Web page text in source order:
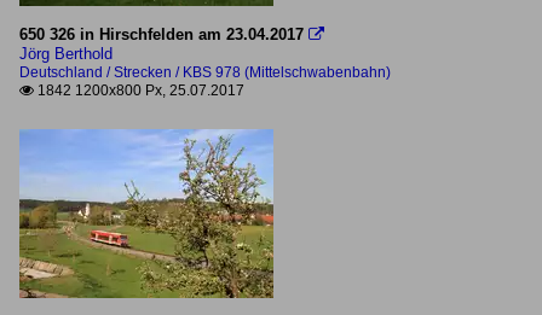
650 326 in Hirschfelden am 23.04.2017 
Jörg Berthold
Deutschland / Strecken / KBS 978 (Mittelschwabenbahn)
 1842 1200x800 Px, 25.07.2017